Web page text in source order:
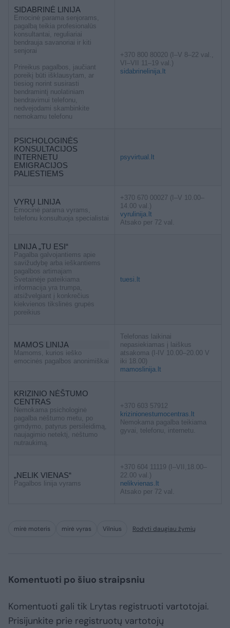
SIDABRINĖ LINIJA
Emocinė parama senjorams,
pagalbą teikia profesionalūs
konsultantai, reguliariai
bendrauja savanoriai ir kiti
senjorai
Prireikus pagalbos, jaučiant
poreikį būti išklausytam, ar
tiesiog norint susirasti
bendramintį nuolatiniam
bendravimui telefonu,
nedvejodami skambinkite
nemokamu telefonu
+370 800 80020 (I–V 8–22 val.,
VI–VII 11–19 val.)
sidabrinelinija.lt
PSICHOLOGINĖS
KONSULTACIJOS
INTERNETU
EMIGRACIJOS
PALIESTIEMS
psyvirtual.lt
VYRŲ LINIJA
Emocinė parama vyrams,
telefonu konsultuoja specialistai
+370 670 00027 (I–V 10.00–
14.00 val.)
vyrulinija.lt
Atsako per 72 val.
LINIJA „TU ESI“
Pagalba galvojantiems apie
savižudybę arba ieškantiems
pagalbos artimajam
Svetainėje pateikiama
informacija yra trumpa,
atsižvelgiant į konkrečius
kiekvienos tikslinės grupės
poreikius
tuesi.lt
MAMOS LINIJA
Mamoms, kurios ieško
emocinės pagalbos anonimiškai
Telefonas laikinai
nepasiekiamas į laiškus
atsakoma (I-IV 10.00–20.00 V
iki 18.00)
mamoslinija.lt
KRIZINIO NĖŠTUMO
CENTRAS
Nemokama psichologinė
pagalba nėštumo metu, po
gimdymo, patyrus persileidimą,
naujagimio netektį, nėštumo
nutraukimą.
+370 603 57912
krizinionestumocentras.lt
Nemokama pagalba teikiama
gyvai, telefonu, internetu.
„NELIK VIENAS“
Pagalbos linija vyrams
+370 604 11119 (I–VII,18.00–
22.00 val.)
nelikvienas.lt
Atsako per 72 val.
mirė moteris mirė vyras Vilnius Rodyti daugiau žymių
Komentuoti po šiuo straipsniu
Komentuoti gali tik Lrytas registruoti vartotojai.
Prisijunkite prie registruotų vartotojų